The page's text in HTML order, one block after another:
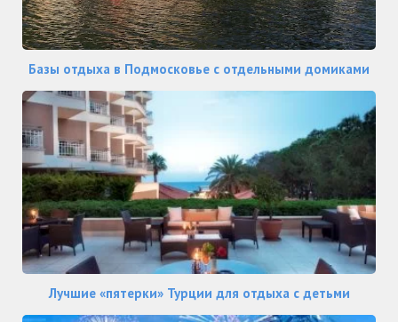
Базы отдыха в Подмосковье с отдельными домиками
Лучшие «пятерки» Турции для отдыха с детьми